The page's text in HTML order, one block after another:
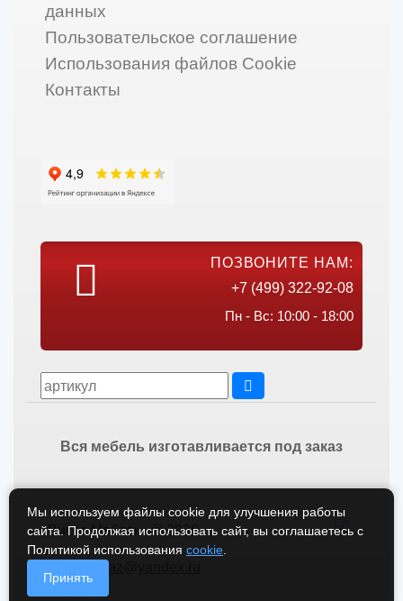
данных
Пользовательское соглашение
Использования файлов Cookie
Контакты
ПОЗВОНИТЕ НАМ:
+7 (499) 322-92-08
Пн - Вс: 10:00 - 18:00
Вся мебель изготавливается под заказ
Викос Мебель © 2026
vikos-zakaz@yandex.ru
Мы используем файлы cookie для улучшения работы
сайта. Продолжая использовать сайт, вы соглашаетесь с
Политикой использования cookie
Принять